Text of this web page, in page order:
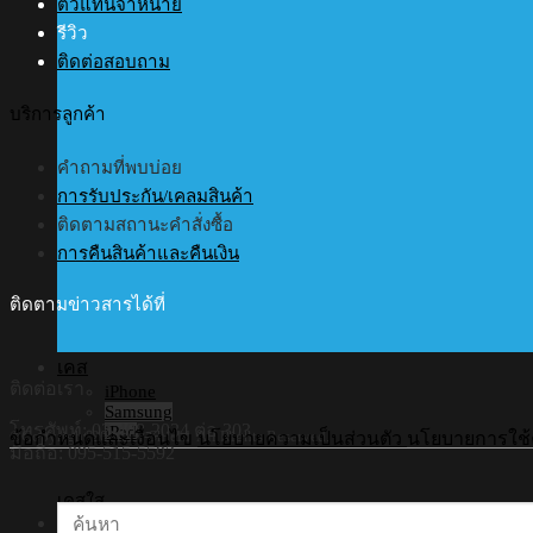
เคส
iPhone
Samsung
iPad
เคสใส
ตัวแทนจำหน่าย
รีวิว
ติดต่อสอบถาม
บริการลูกค้า
คำถามที่พบบ่อย
การรับประกัน/เคลมสินค้า
ติดตามสถานะคำสั่งซื้อ
การคืนสินค้าและคืนเงิน
ติดตามข่าวสารได้ที่
โทรศัพท์: 02-408-2034 ต่อ 303
มือถือ: 095-515-5592
©Copyright 2026 Hi-Shield All Rights Reserved.
ข้อกำหนดและเงื่อนไข นโยบายความเป็นส่วนตัว นโยบายการใ
ค้นหา: